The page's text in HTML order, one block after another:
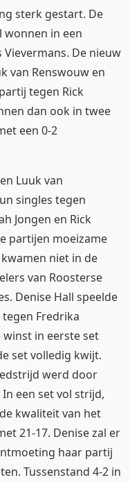
sterk gestart. De
wonnen in een
De nieuw
van Renswouw en
tegen Rick
dan ook in twee
een 0-2
Luuk van
singles tegen
Jongen en Rick
partijen moeizame
niet in de
van Roosterse
Denise Hall speelde
Fredrika
in eerste set
set volledig kwijt.
werd door
een set vol strijd,
kwaliteit van het
21-17. Denise zal er
haar partij
Tussenstand 4-2 in